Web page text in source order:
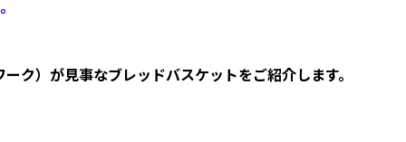
ク）が見事なブレッドバスケットをご紹介します。